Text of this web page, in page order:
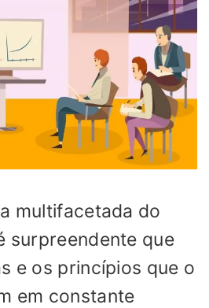
multifacetada do
surpreendente que
e os princípios que o
em constante